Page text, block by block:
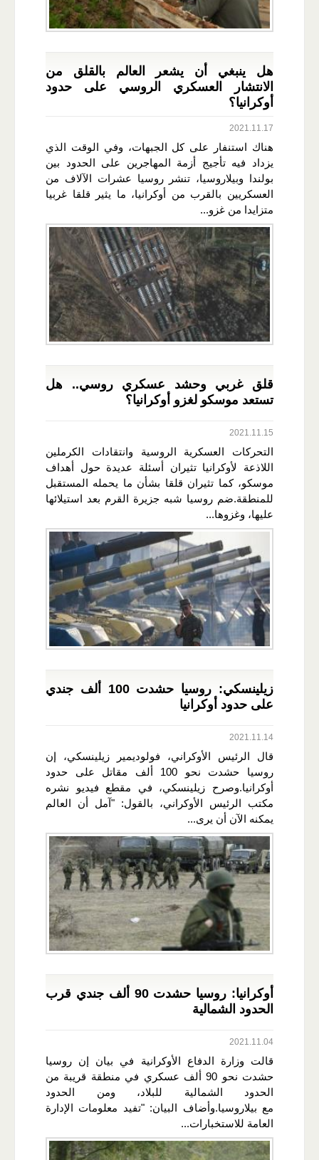
هل ينبغي أن يشعر العالم بالقلق من
الانتشار العسكري الروسي على حدود
أوكرانيا؟
2021.11.17
هناك استنفار على كل الجبهات، وفي الوقت الذي
يزداد فيه تأجيج أزمة المهاجرين على الحدود بين
بولندا وبيلاروسيا، تنشر روسيا عشرات الآلاف من
العسكريين بالقرب من أوكرانيا، ما يثير قلقا غربيا
متزايدا من غزو...
قلق غربي وحشد عسكري روسي.. هل
تستعد موسكو لغزو أوكرانيا؟
2021.11.15
التحركات العسكرية الروسية وانتقادات الكرملين
اللاذعة لأوكرانيا تثيران أسئلة عديدة حول أهداف
موسكو، كما تثيران قلقا بشأن ما يحمله المستقبل
للمنطقة.ضم روسيا شبه جزيرة القرم بعد استيلائها
عليها، وغزوها...
زيلينسكي: روسيا حشدت 100 ألف جندي
على حدود أوكرانيا
2021.11.14
قال الرئيس الأوكراني، فولوديمير زيلينسكي، إن
روسيا حشدت نحو 100 ألف مقاتل على حدود
أوكرانيا.وصرح زيلينسكي، في مقطع فيديو نشره
مكتب الرئيس الأوكراني، بالقول: "آمل أن العالم
يمكنه الآن أن يرى...
أوكرانيا: روسيا حشدت 90 ألف جندي قرب
الحدود الشمالية
2021.11.04
قالت وزارة الدفاع الأوكرانية في بيان إن روسيا
حشدت نحو 90 ألف عسكري في منطقة قريبة من
الحدود الشمالية للبلاد، ومن الحدود
مع بيلاروسيا.وأضاف البيان: "تفيد معلومات الإدارة
العامة للاستخبارات...